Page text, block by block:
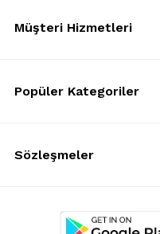
Müşteri Hizmetleri
Popüler Kategoriler
Sözleşmeler